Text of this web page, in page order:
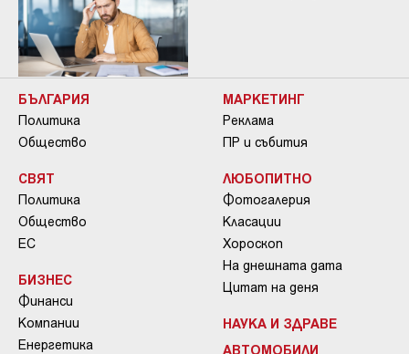
БЪЛГАРИЯ
Политика
Общество
СВЯТ
Политика
Общество
ЕС
БИЗНЕС
Финанси
Компании
Енергетика
МАРКЕТИНГ
Реклама
ПР и събития
ЛЮБОПИТНО
Фотогалерия
Класации
Хороскоп
На днешната дата
Цитат на деня
НАУКА И ЗДРАВЕ
АВТОМОБИЛИ